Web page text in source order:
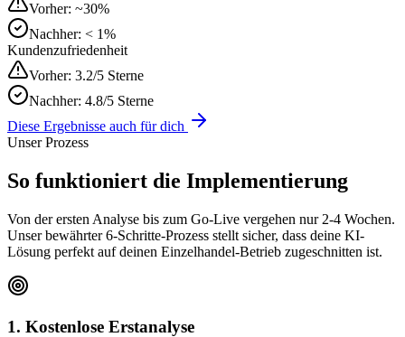
Vorher: ~30%
Nachher: < 1%
Kundenzufriedenheit
Vorher: 3.2/5 Sterne
Nachher: 4.8/5 Sterne
Diese Ergebnisse auch für dich
Unser Prozess
So funktioniert die Implementierung
Von der ersten Analyse bis zum Go-Live vergehen nur 2-4 Wochen.
Unser bewährter 6-Schritte-Prozess stellt sicher, dass deine KI-
Lösung perfekt auf deinen Einzelhandel-Betrieb zugeschnitten ist.
1. Kostenlose Erstanalyse